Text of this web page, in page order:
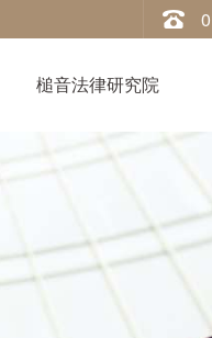
槌音法律研究院